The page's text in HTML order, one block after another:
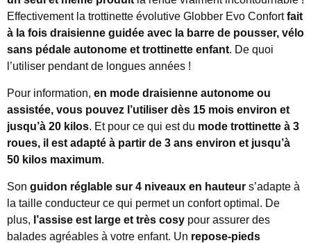
Effectivement la trottinette évolutive Globber Evo Confortfait
à la fois draisienne guidée avec la barre de pousser, vélo
sans pédale autonome et trottinette enfant. De quoi
l’utiliser pendant de longues années !
Pour information, en mode draisienne autonome ou
assistée, vous pouvez l’utiliser dès 15 mois environ et
jusqu’à 20 kilos. Et pour ce qui est du mode trottinette à 3
roues, il est adapté à partir de 3 ans environ et jusqu’à
50 kilos maximum.
Son guidon réglable sur 4 niveaux en hauteur s’adapte à
la taille conducteur ce qui permet un confort optimal. De
plus, l’assise est large et très cosy pour assurer des
balades agréables à votre enfant. Un repose-pieds